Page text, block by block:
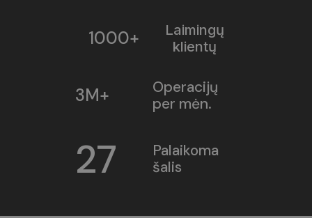
1000+
Laimingų
klientų
3M+
Operacijų
per mėn.
27
Palaikoma
šalis